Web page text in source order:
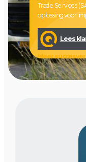
Trade Services
oplossing voor
Lees
Meer